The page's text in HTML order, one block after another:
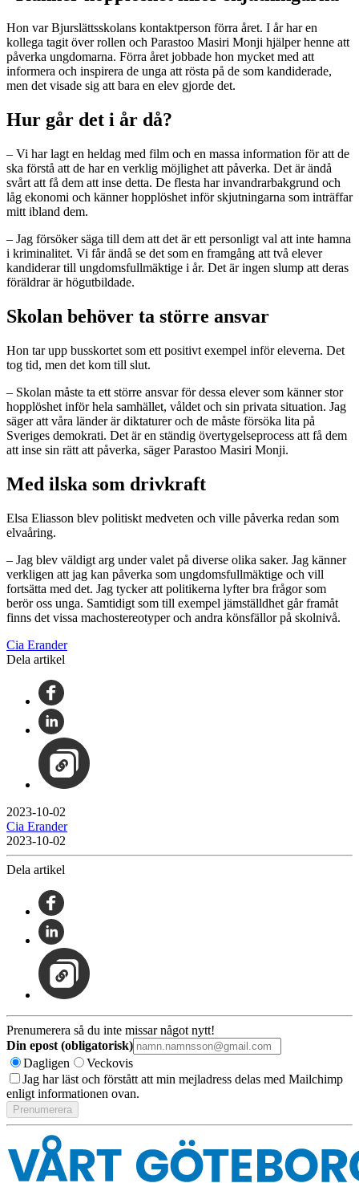
Hon var Bjurslättsskolans kontaktperson förra året. I år har en
kollega tagit över rollen och Parastoo Masiri Monji hjälper henne att
påverka ungdomarna. Förra året jobbade hon mycket med att
informera och inspirera de unga att rösta på de som kandiderade,
men det visade sig att bara en elev gjorde det.
Hur går det i år då?
– Vi har lagt en heldag med film och en massa information för att de
ska förstå att de har en verklig möjlighet att påverka. Det är ändå
svårt att få dem att inse detta. De flesta har invandrarbakgrund och
låg ekonomi och känner hopplöshet inför skjutningarna som inträffar
mitt ibland dem.
– Jag försöker säga till dem att det är ett personligt val att inte hamna
i kriminalitet. Vi får ändå se det som en framgång att två elever
kandiderar till ungdomsfullmäktige i år. Det är ingen slump att deras
föräldrar är högutbildade.
Skolan behöver ta större ansvar
Hon tar upp busskortet som ett positivt exempel inför eleverna. Det
tog tid, men det kom till slut.
– Skolan måste ta ett större ansvar för dessa elever som känner stor
hopplöshet inför hela samhället, våldet och sin privata situation. Jag
säger att våra länder är diktaturer och de måste försöka lita på
Sveriges demokrati. Det är en ständig övertygelseprocess att få dem
att inse sin rätt att påverka, säger Parastoo Masiri Monji.
Med ilska som drivkraft
Elsa Eliasson blev politiskt medveten och ville påverka redan som
elvaåring.
– Jag blev väldigt arg under valet på diverse olika saker. Jag känner
verkligen att jag kan påverka som ungdomsfullmäktige och vill
fortsätta med det. Jag tycker att politikerna lyfter bra frågor som
berör oss unga. Samtidigt som till exempel jämställdhet går framåt
finns det vissa machostereotyper och andra könsfällor på skolnivå.
Cia Erander
Dela artikel
2023-10-02
Cia Erander
2023-10-02
Dela artikel
Prenumerera så du inte missar något nytt!
Din epost (obligatorisk)
Dagligen
Veckovis
Jag har läst och förstått att min mejladress delas med Mailchimp
enligt informationen ovan.